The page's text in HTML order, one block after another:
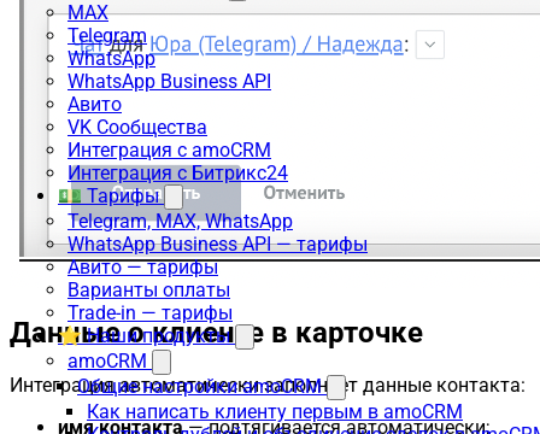
MAX
Telegram
WhatsApp
WhatsApp Business API
Авито
VK Сообщества
Интеграция с amoCRM
Интеграция с Битрикс24
💵 Тарифы
Telegram, MAX, WhatsApp
WhatsApp Business API — тарифы
Авито — тарифы
Варианты оплаты
Trade-in — тарифы
⭐ Наши продукты
amoCRM
Общие настройки amoCRM
Как написать клиенту первым в amoCRM
Данные о клиенте в карточке
Интеграция автоматически заполняет данные контакта:
имя контакта— подтягивается автоматически;